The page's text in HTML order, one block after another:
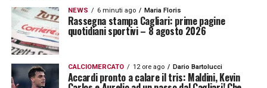
NEWS 6 minuti ago Maria Floris
Rassegna stampa Cagliari: prime pagine
quotidiani sportivi – 8 agosto 2026
CALCIOMERCATO 12 ore ago Dario Bartolucci
Accardi pronto a calare il tris: Maldini, Kevin